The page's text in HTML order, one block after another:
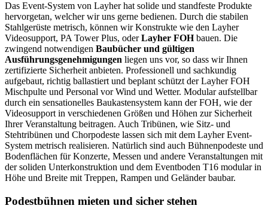
Das Event-System von Layher hat solide und standfeste Produkte
hervorgetan, welcher wir uns gerne bedienen. Durch die stabilen
Stahlgerüste metrisch, können wir Konstrukte wie den Layher
Videosupport, PA Tower Plus, oderLayher FOHbauen. Die
zwingend notwendigen Baubücher und gültigen
Ausführungsgenehmigungen liegen uns vor, so dass wir Ihnen
zertifizierte Sicherheit anbieten. Professionell und sachkundig
aufgebaut, richtig ballastiert und beplant schützt der Layher FOH
Mischpulte und Personal vor Wind und Wetter. Modular aufstellbar
durch ein sensationelles Baukastensystem kann der FOH, wie der
Videosupport in verschiedenen Größen und Höhen zur Sicherheit
Ihrer Veranstaltung beitragen. Auch Tribünen, wie Sitz- und
Stehtribünen und Chorpodeste lassen sich mit dem Layher Event-
System metrisch realisieren. Natürlich sind auch Bühnenpodeste und
Bodenflächen für Konzerte, Messen und andere Veranstaltungen mit
der soliden Unterkonstruktion und dem Eventboden T16 modular in
Höhe und Breite mit Treppen, Rampen und Geländer baubar.
Podestbühnen mieten und sicher stehen